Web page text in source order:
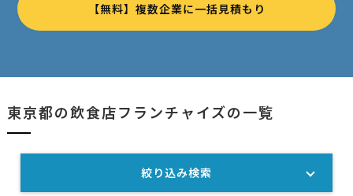
【無料】複数企業に一括見積もり
東京都の飲食店フランチャイズの一覧
絞り込み検索